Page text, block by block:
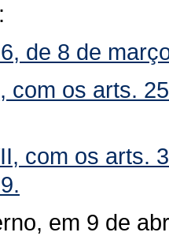
de 8 de
com os arts.
com os arts.
em 9 de